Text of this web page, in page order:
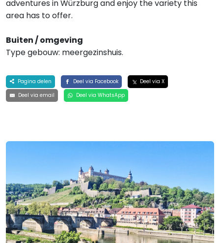
adventures in Würzburg and enjoy the variety this
area has to offer.
Buiten / omgeving
Type gebouw: meergezinshuis.
Pagina delen Deel via Facebook
Deel via X
Deel via email
Deel via WhatsApp